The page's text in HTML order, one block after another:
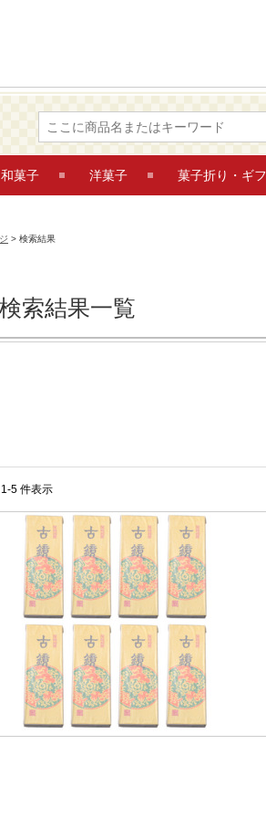
和菓子 洋菓子 菓子折り・ギ
> 検索結果
索結果一覧
1-5 件表示